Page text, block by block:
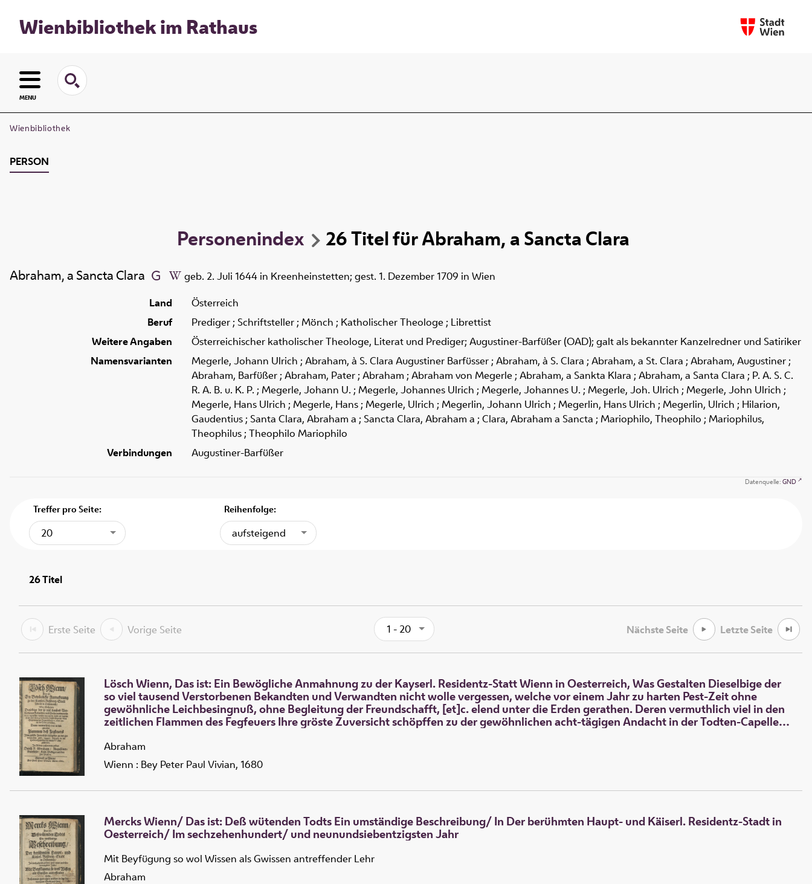
Wienbibliothek im Rathaus
MENU
Wienbibliothek
PERSON
Personenindex 26TitelfürAbraham, a Sancta Clara
Abraham, a Sancta Clara
geb. 2. Juli 1644 in Kreenheinstetten; gest. 1. Dezember 1709 in Wien
Land
Österreich
Beruf
Prediger ; Schriftsteller ; Mönch ; Katholischer Theologe ; Librettist
Weitere Angaben
Österreichischer katholischer Theologe, Literat und Prediger; Augustiner-Barfüßer (OAD); galt als bekannter Kanzelredner und Satiriker
Namensvarianten
Megerle, Johann Ulrich ; Abraham, à S. Clara Augustiner Barfüsser ; Abraham, à S. Clara ; Abraham, a St. Clara ; Abraham, Augustiner ;
Abraham, Barfüßer ; Abraham, Pater ; Abraham ; Abraham von Megerle ; Abraham, a Sankta Klara ; Abraham, a Santa Clara ; P. A. S. C.
R. A. B. u. K. P. ; Megerle, Johann U. ; Megerle, Johannes Ulrich ; Megerle, Johannes U. ; Megerle, Joh. Ulrich ; Megerle, John Ulrich ;
Megerle, Hans Ulrich ; Megerle, Hans ; Megerle, Ulrich ; Megerlin, Johann Ulrich ; Megerlin, Hans Ulrich ; Megerlin, Ulrich ; Hilarion,
Gaudentius ; Santa Clara, Abraham a ; Sancta Clara, Abraham a ; Clara, Abraham a Sancta ; Mariophilo, Theophilo ; Mariophilus,
Theophilus ; Theophilo Mariophilo
Verbindungen
Augustiner-Barfüßer
Datenquelle: GND
Treffer pro Seite:
20
Reihenfolge:
aufsteigend
26Titel
Erste Seite Vorige Seite 1 - 20 Nächste Seite Letzte Seite
Lösch Wienn, Das ist: Ein Bewögliche Anmahnung zu der Kayserl. Residentz-Statt Wienn in Oesterreich, Was Gestalten Dieselbige der
so viel tausend Verstorbenen Bekandten und Verwandten nicht wolle vergessen, welche vor einem Jahr zu harten Pest-Zeit ohne
gewöhnliche Leichbesingnuß, ohne Begleitung der Freundschafft, [et]c. elend unter die Erden gerathen. Deren vermuthlich viel in den
zeitlichen Flammen des Fegfeuers Ihre gröste Zuversicht schöpffen zu der gewöhnlichen acht-tägigen Andacht in der Todten-Capellen,
Abraham
Wienn : Bey Peter Paul Vivian, 1680
Mercks Wienn/ Das ist: Deß wütenden Todts Ein umständige Beschreibung/ In Der berühmten Haupt- und Käiserl. Residentz-Stadt in
Oesterreich/ Im sechzehenhundert/ und neunundsiebentzigsten Jahr
Mit Beyfügung so wol Wissen als Gwissen antreffender Lehr
Abraham